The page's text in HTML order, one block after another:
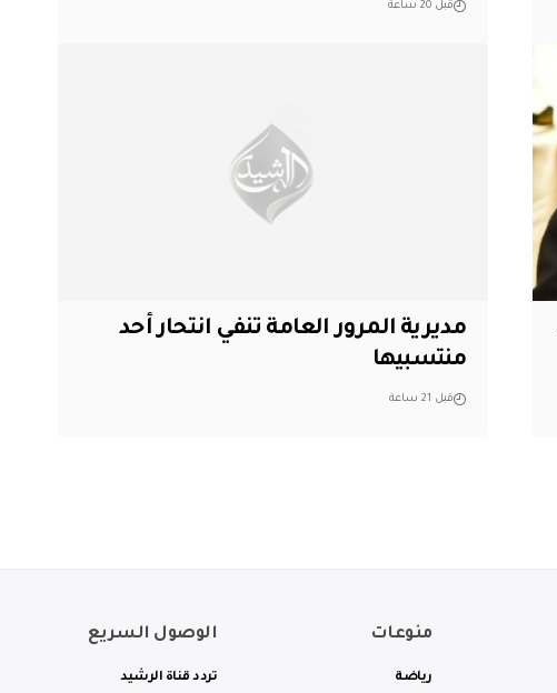
قبل 20 ساعة
مديرية المرور العامة تنفي انتحار أحد
منتسبيها
قبل 21 ساعة
منوعات
رياضة
الوصول السريع
تردد قناة الرشيد